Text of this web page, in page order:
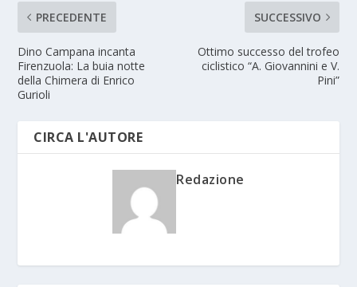
PRECEDENTE
Dino Campana incanta
Firenzuola: La buia notte
della Chimera di Enrico
Gurioli
SUCCESSIVO
Ottimo successo del trofeo
ciclistico “A. Giovannini e V.
Pini”
CIRCA L'AUTORE
Redazione